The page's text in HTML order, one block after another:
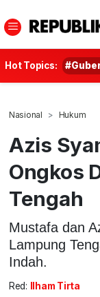
Hot Topics:
Nasional Hukum
Azis
Ongkos
Tengah
Mustafa dan
Lampung
Indah.
Red: Ilham Tirta